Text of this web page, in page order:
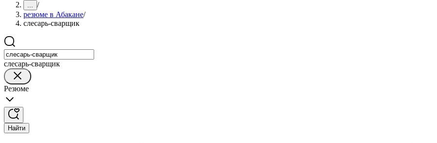
... /
резюме в Абакане/
слесарь-сварщик
слесарь-сварщик
Резюме
Найти